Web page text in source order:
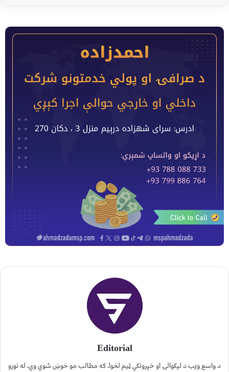
Editorial
د واسع ویب د لیکوالۍ او خپرونکي ټیم لخوا. که مطالب مو خوښ شوي وي، له نورو